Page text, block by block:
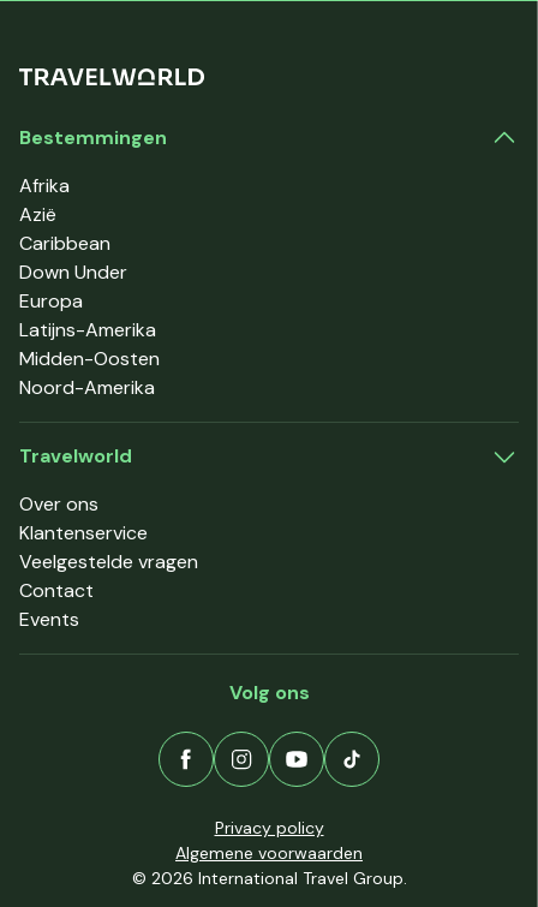
Bestemmingen
Afrika
Azië
Caribbean
Down Under
Europa
Latijns-Amerika
Midden-Oosten
Noord-Amerika
Travelworld
Over ons
Klantenservice
Veelgestelde vragen
Contact
Events
Volg ons
© 2026 International Travel Group.
Privacy policy
Algemene voorwaarden